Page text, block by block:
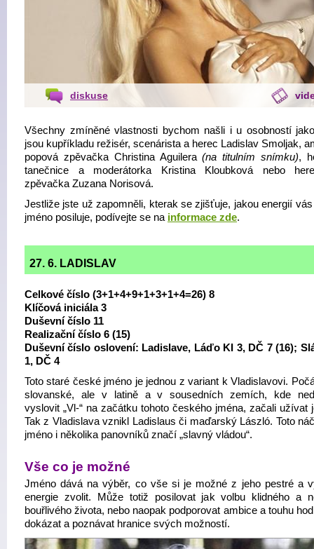
diskuse
Všechny zmíněné vlastnosti bychom našli i u osobností
jsou kupříkladu režisér, scenárista a herec Ladislav Smoljak,
popová zpěvačka Christina Aguilera(na titulním snímku),
tanečnice a moderátorka Kristina Kloubková nebo
zpěvačka Zuzana Norisová.
Jestliže jste už zapomněli, kterak se zjišťuje, jakou energií
jméno posiluje, podívejte se na informace zde.
27. 6. LADISLAV
Celkové číslo (3+1+4+9+1+3+1+4=26) 8
Klíčová iniciála 3
Duševní číslo 11
Realizační číslo 6 (15)
Duševní číslo oslovení: Ladislave, Láďo KI 3, DČ 7 (16);
1, DČ 4
Toto staré české jméno je jednou z variant k Vladislavovi.
slovanské, ale v latině a v sousedních zemích, kde
vyslovit „Vl-“ na začátku tohoto českého jména, začali užívat
Tak z Vladislava vznikl Ladislaus či maďarský László. Toto
jméno i několika panovníků značí „slavný vládou“.
Vše co je možné
Jméno dává na výběr, co vše si je možné z jeho pestré a
energie zvolit. Může totiž posilovat jak volbu klidného a
bouřlivého života, nebo naopak podporovat ambice a touhu
dokázat a poznávat hranice svých možností.